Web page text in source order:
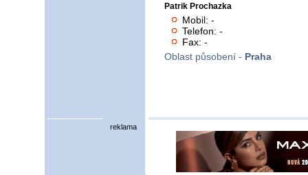
Patrik Prochazka
Mobil: -
Telefon: -
Fax: -
Oblast působení - Praha
reklama